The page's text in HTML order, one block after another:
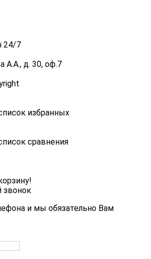
24/7
А.А., д. 30, оф.7
избранных
сравнения
звонок
и мы обязательно Вам